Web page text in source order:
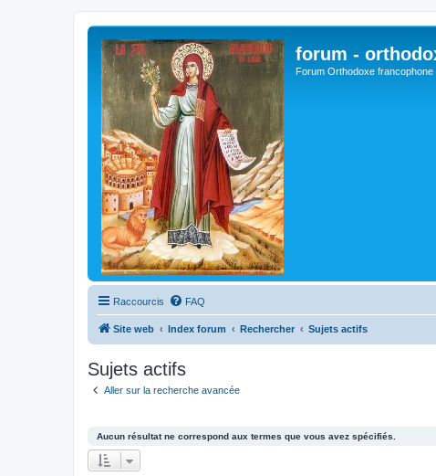
forum -
Forum Orthodoxe francophone
Raccourcis FAQ
Site web Index forum Rechercher Sujets actifs
Sujets actifs
Aller sur la recherche avancée
Aucun résultat ne correspond aux termes que vous avez spécifiés.